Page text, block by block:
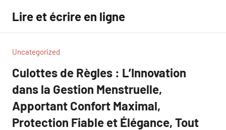
contenu
Lire et écrire en ligne
Uncategorized
Culottes de Règles : L’Innovation
dans la Gestion Menstruelle,
Apportant Confort Maximal,
Protection Fiable et Élégance, Tout